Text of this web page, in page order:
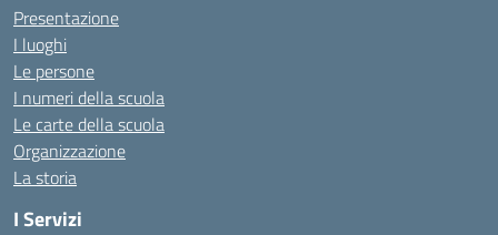
Presentazione
I luoghi
Le persone
I numeri della scuola
Le carte della scuola
Organizzazione
La storia
I Servizi